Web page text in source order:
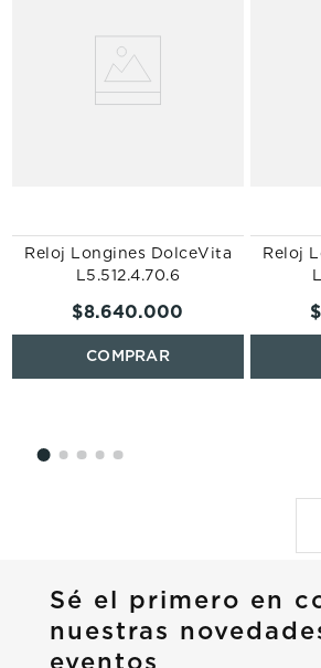
Reloj Longines DolceVita
L5.512.4.70.6
$8.640.000
Reloj
$
Sé el primero en
nuestras
eventos